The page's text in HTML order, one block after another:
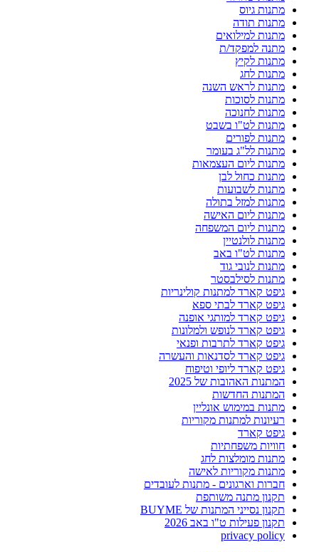
מתנות גיוס
מתנות תודה
מתנות למילואים
מתנה למפקד/ת
מתנות לקיץ
מתנות לחג
מתנות לראש השנה
מתנות לסוכות
מתנות לחנוכה
מתנות לט"ו בשבט
מתנות לפורים
מתנות לל"ג בעומר
מתנות ליום העצמאות
מתנות כחול לבן
מתנות לשבועות
מתנות למזל בתולה
מתנות ליום האישה
מתנות ליום המשפחה
מתנות לולנטיין
מתנות לט"ו באב
מתנות לנובי גוד
מתנות לסילבסטר
גיפט קארד למתנות קולינריות
גיפט קארד לבתי ספא
גיפט קארד למותגי אופנה
גיפט קארד לנופש ולמלונות
גיפט קארד לתרבות ופנאי
גיפט קארד לסדנאות והעשרה
גיפט קארד ליופי וטיפוח
המתנות האהובות של 2025
המתנות החדשות
מתנות במימוש אונליין
רעיונות למתנות מקוריות
גיפט קארד
חוויות משפחתיות
מתנות מומלצות לחג
מתנות מקוריות לאישה
חברות וארגונים - מתנות לעובדים
תקנון מתנה משותפת
תקנון נסייני המתנות של BUYME
תקנון פעילות ט"ו באב 2026
privacy policy